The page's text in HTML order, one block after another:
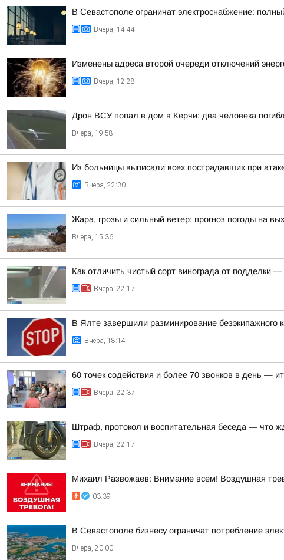
В Севастополе ограничат электроснабжение:
Вчера, 14:44
Изменены адреса второй очереди отключений
Вчера, 12:28
Дрон ВСУ попал в дом в Керчи: два человека
Вчера, 19:58
Из больницы выписали всех пострадавших при
Вчера, 22:30
Жара, грозы и сильный ветер: прогноз погоды на
Вчера, 15:36
Как отличить чистый сорт винограда от подделки
Вчера, 22:17
В Ялте завершили разминирование безэкипажного
Вчера, 18:14
60 точек содействия и более 70 звонков в день —
Вчера, 22:37
Штраф, протокол и воспитательная беседа — что
Вчера, 22:17
Михаил Развожаев: Внимание всем! Воздушная
03:39
В Севастополе бизнесу ограничат потребление
Вчера, 20:00